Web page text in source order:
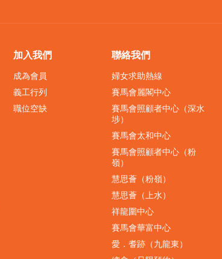
加入我們
成為會員
義工行列
職位空缺
聯絡我們
婦女求助熱線
賽馬會麗閣中心
賽馬會照顧者中心（深水
埗）
賽馬會太和中心
賽馬會照顧者中心（粉
嶺）
慧思薈（粉嶺）
慧思薈（上水）
祥龍圍中心
賽馬會華富中心
愛．耆跡（九龍東）